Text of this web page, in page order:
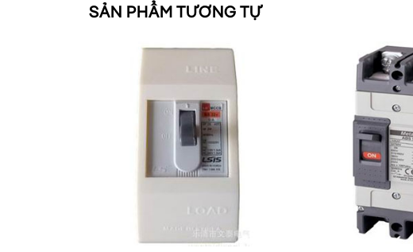
H╦░╦¼ng d╦▒n lß║»p ─æ╦╖t v├á
─Éß╗â ─æß║úm bß║úo hiß╗çu suß║¥t tß╗æi ─æa v├á
─æ├║ng c├ích l├á rß║¥t quan trß╗ìng:
C├íc b╦░╦¼c lß║»p ─æ╦╖t:
L╦»a chß╗ìn v╦ï tr├¡ lß║»p ─æß║╖t
: Trong tß╗º
─Éß║úm bß║úo ngß║»t ngu╦ôn
: Trß╗░ß╗¼c khi
: ─Éß║úm bß║úo MCCB ch├¡nh
─đß║┤u n╦æi d╦óy : Sß╗¡ dß╗Ñng d╦óy c├│ ti╦ët
SẢN PHẨM TƯƠNG TỰ